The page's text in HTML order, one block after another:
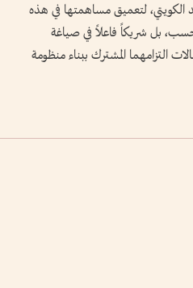
الكويتي، لتعميق مساهمتها في هذه
فحسب، بل شريكاً فاعلاً في صياغة
التزامهما المشترك ببناء منظومة